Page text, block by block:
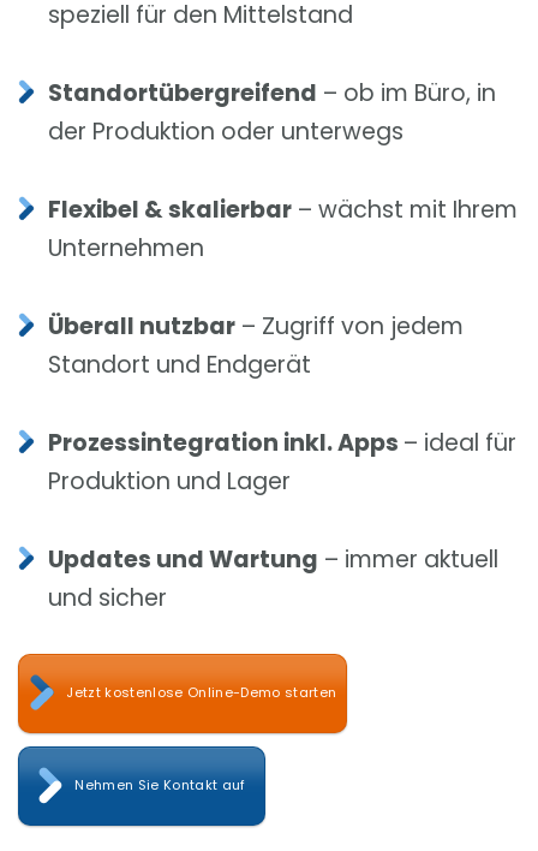
speziell für den Mittelstand
Standortübergreifend – ob im Büro, in
der Produktion oder unterwegs
Flexibel & skalierbar – wächst mit Ihrem
Unternehmen
Überall nutzbar – Zugriff von jedem
Standort und Endgerät
Prozessintegration inkl. Apps – ideal für
Produktion und Lager
Updates und Wartung – immer aktuell
und sicher
Jetzt kostenlose Online-Demo starten
Nehmen Sie Kontakt auf